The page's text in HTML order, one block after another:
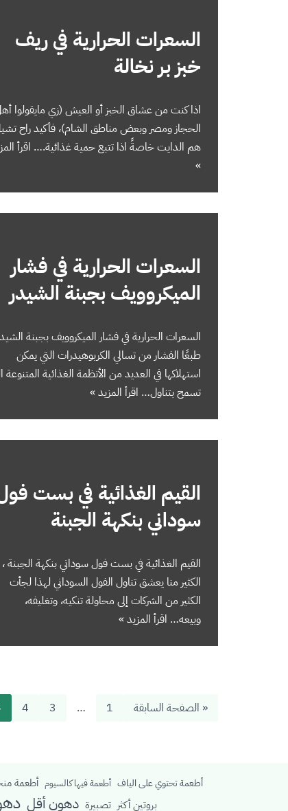
السعرات الحرارية في ريف
خبز بر نخالة
اذا كنت من عشاق الخبز أو العيش (زي مايقولوا
الحجاز ومصر وبعض مناطق الشام)، فأكيد راح
هم الدايت خاصةً اذا تتبع حمية غذائية.… اقرأ
»
السعرات الحرارية في فشار
الميكروويف بجبنة الشيدر
السعرات الحرارية في فشار الميكروويف بجبنة
طبعًا الفشار من تسالي الكربوهيدرات التي يمكن
استهلاكها في العديد من الأنظمة الغذائية المتنوعة
تسمح بتناول… اقرأ المزيد »
القيم الغذائية في بست
سوداني بنكهة الجبنة
القيم الغذائية في بست فول سوداني بنكهة الجبنة ،
الكثير منا يعشق تناول الفول السوداني لهذا لجأت
الكثير من الشركات إلى محاولة تنكيه، وتغليفه،
وبيعه… اقرأ المزيد »
« الصفحة السابقة 1
…
3
4
أطعمة تحتوي على الياف أطعمة فيها كالسيوم أطعمة
بروتين أكثر تصبيرة دهون أقل